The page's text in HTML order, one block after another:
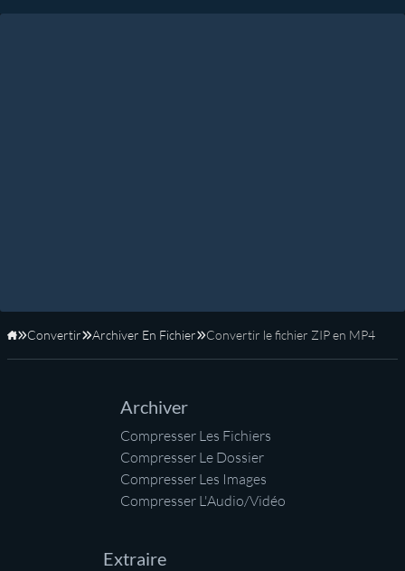
Accueil
Convertir Archiver En Fichier Convertir le fichier ZIP en MP4
Archiver
Compresser Les Fichiers
Compresser Le Dossier
Compresser Les Images
Compresser L'Audio/Vidéo
Extraire